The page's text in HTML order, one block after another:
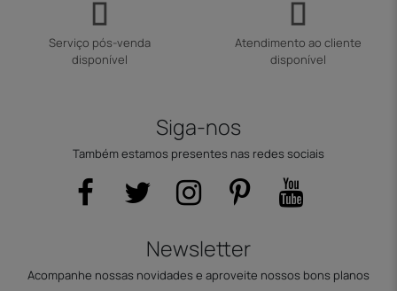
Serviço pós-venda
disponível
Atendimento ao cliente
disponível
Siga-nos
Também estamos presentes nas redes sociais
Newsletter
Acompanhe nossas novidades e aproveite nossos bons planos